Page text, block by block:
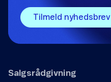
Tilmeld nyhedsbrev
Salgsrådgivning